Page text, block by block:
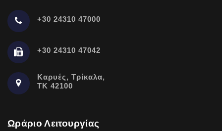
+30 24310 47000
+30 24310 47042
Καρυές, Τρίκαλα,
ΤΚ 42100
Ωράριο Λειτουργίας